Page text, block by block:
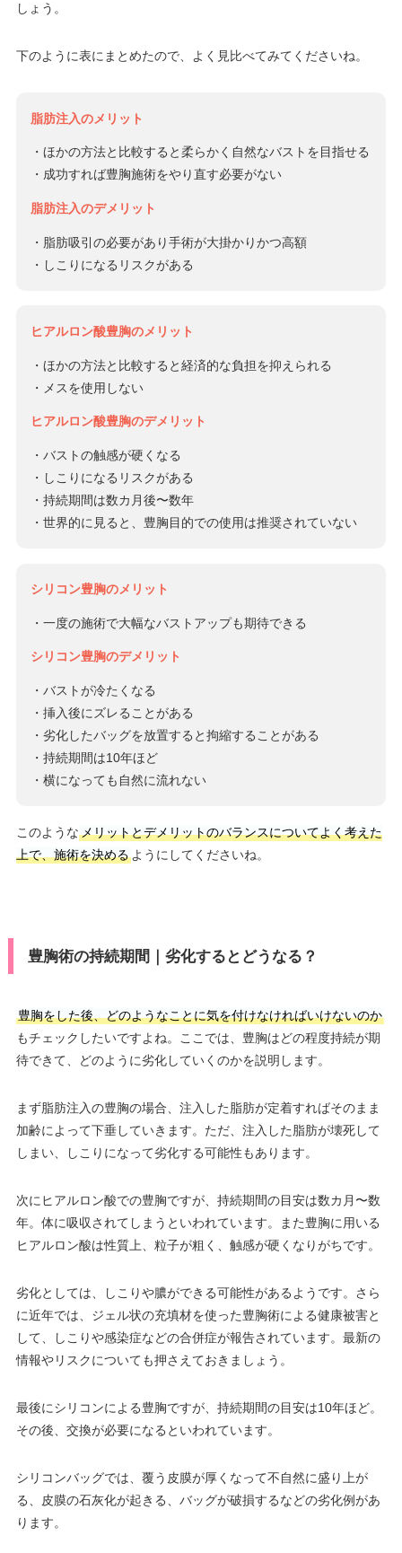
しょう。
下のように表にまとめたので、よく見比べてみてくださいね。
脂肪注入のメリット
・ほかの方法と比較すると柔らかく自然なバストを目指せる
・成功すれば豊胸施術をやり直す必要がない
脂肪注入のデメリット
・脂肪吸引の必要があり手術が大掛かりかつ高額
・しこりになるリスクがある
ヒアルロン酸豊胸のメリット
・ほかの方法と比較すると経済的な負担を抑えられる
・メスを使用しない
ヒアルロン酸豊胸のデメリット
・バストの触感が硬くなる
・しこりになるリスクがある
・持続期間は数カ月後〜数年
・世界的に見ると、豊胸目的での使用は推奨されていない
シリコン豊胸のメリット
・一度の施術で大幅なバストアップも期待できる
シリコン豊胸のデメリット
・バストが冷たくなる
・挿入後にズレることがある
・劣化したバッグを放置すると拘縮することがある
・持続期間は10年ほど
・横になっても自然に流れない
このようなメリットとデメリットのバランスについてよく考えた
上で、施術を決めるようにしてくださいね。
豊胸術の持続期間｜劣化するとどうなる？
豊胸をした後、どのようなことに気を付けなければいけないのか
もチェックしたいですよね。ここでは、豊胸はどの程度持続が期
待できて、どのように劣化していくのかを説明します。
まず脂肪注入の豊胸の場合、注入した脂肪が定着すればそのまま
加齢によって下垂していきます。ただ、注入した脂肪が壊死して
しまい、しこりになって劣化する可能性もあります。
次にヒアルロン酸での豊胸ですが、持続期間の目安は数カ月〜数
年。体に吸収されてしまうといわれています。また豊胸に用いる
ヒアルロン酸は性質上、粒子が粗く、触感が硬くなりがちです。
劣化としては、しこりや膿ができる可能性があるようです。さら
に近年では、ジェル状の充填材を使った豊胸術による健康被害と
して、しこりや感染症などの合併症が報告されています。最新の
情報やリスクについても押さえておきましょう。
最後にシリコンによる豊胸ですが、持続期間の目安は10年ほど。
その後、交換が必要になるといわれています。
シリコンバッグでは、覆う皮膜が厚くなって不自然に盛り上が
る、皮膜の石灰化が起きる、バッグが破損するなどの劣化例があ
ります。